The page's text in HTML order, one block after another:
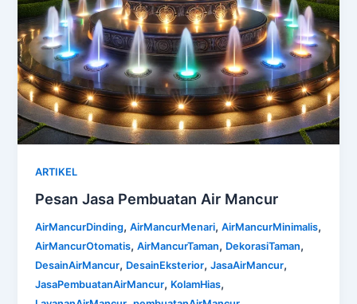
ARTIKEL
Pesan Jasa Pembuatan Air Mancur
AirMancurDinding,AirMancurMenari,AirMancurMinimalis,
AirMancurOtomatis,AirMancurTaman, DekorasiTaman,
DesainAirMancur, DesainEksterior,JasaAirMancur,
JasaPembuatanAirMancur, KolamHias,